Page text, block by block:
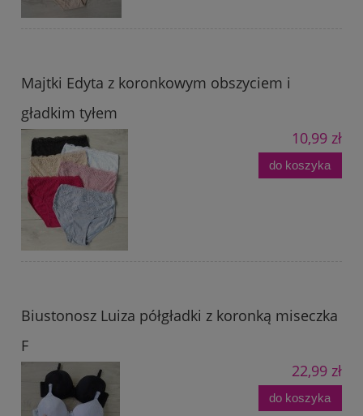
Majtki Edyta z koronkowym obszyciem i
gładkim tyłem
10,99 zł
do koszyka
Biustonosz Luiza półgładki z koronką miseczka
F
22,99 zł
do koszyka